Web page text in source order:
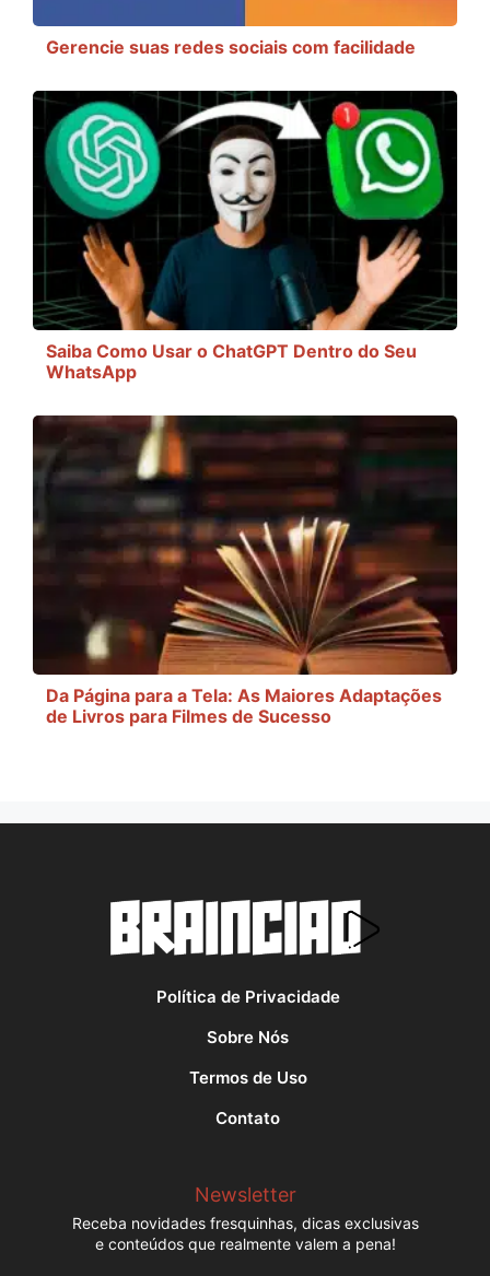
Gerencie suas redes sociais com facilidade
Saiba Como Usar o ChatGPT Dentro do Seu
WhatsApp
Da Página para a Tela: As Maiores Adaptações
de Livros para Filmes de Sucesso
Política de Privacidade
Sobre Nós
Termos de Uso
Contato
Newsletter
Receba novidades fresquinhas, dicas exclusivas
e conteúdos que realmente valem a pena!